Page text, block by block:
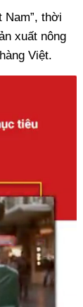
Nam”, thời
xuất nông
Việt.